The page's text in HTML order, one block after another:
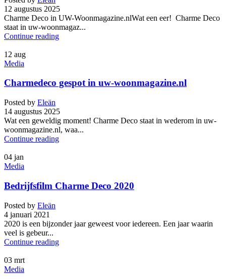
12 augustus 2025
Charme Deco in UW-Woonmagazine.nlWat een eer! Charme Deco
staat in uw-woonmagaz...
Continue reading
12 aug
Media
Charmedeco gespot in uw-woonmagazine.nl
Posted by Eleän
14 augustus 2025
Wat een geweldig moment! Charme Deco staat in wederom in uw-
woonmagazine.nl, waa...
Continue reading
04 jan
Media
Bedrijfsfilm Charme Deco 2020
Posted by Eleän
4 januari 2021
2020 is een bijzonder jaar geweest voor iedereen. Een jaar waarin
veel is gebeur...
Continue reading
03 mrt
Media